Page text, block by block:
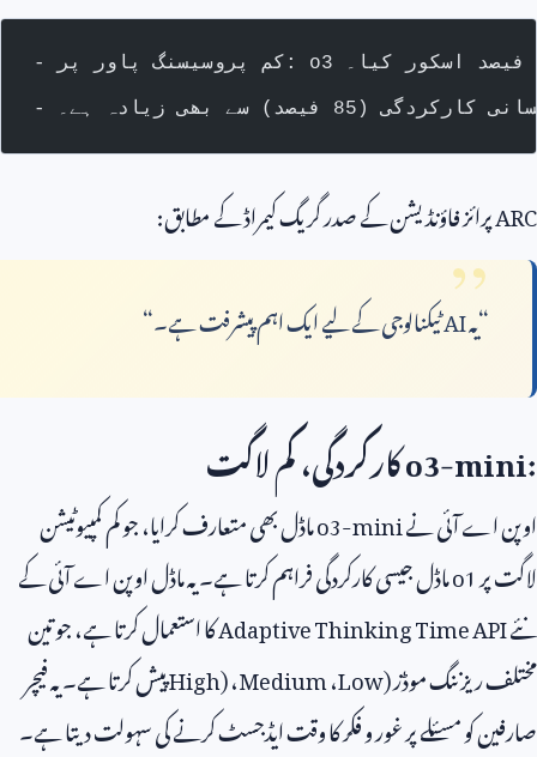
ARCپرائز فاؤنڈیشن کے صدر گریگ کیمراڈ کے مطابق:
“یہAIٹیکنالوجی کے لیے ایک اہم پیشرفت ہے۔“
o3-mini:کارکردگی، کم لاگت
اوپن اے آئی نےo3-miniماڈل بھی متعارف کرایا، جو کم کمپیوٹیشن
لاگت پرo1ماڈل جیسی کارکردگی فراہم کرتا ہے۔ یہ ماڈل اوپن اے آئی کے
نئےAdaptive Thinking Time APIکا استعمال کرتا ہے، جو تین
مختلف ریزننگ موڈز (Low،Medium،High)پیش کرتا ہے۔ یہ فیچر
صارفین کو مسئلے پر غور و فکر کا وقت ایڈجسٹ کرنے کی سہولت دیتا ہے۔